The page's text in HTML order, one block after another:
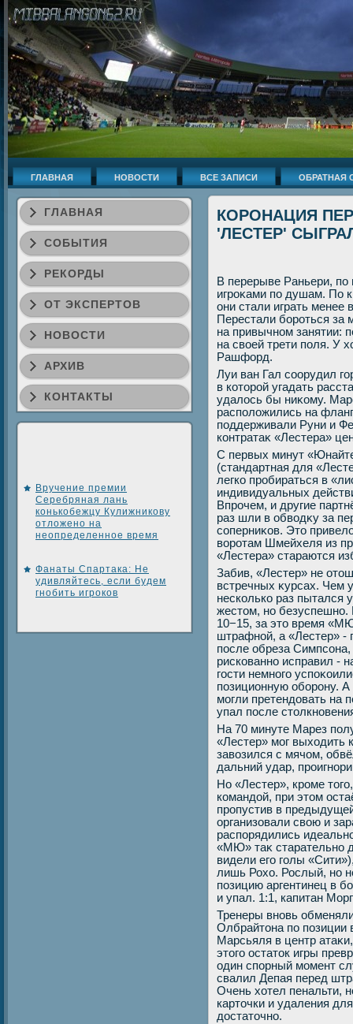
ГЛАВНАЯ НОВОСТИ ВСЕ ЗАПИСИ ОБРАТНАЯ
ГЛАВНАЯ
СОБЫТИЯ
РЕКОРДЫ
ОТ ЭКСПЕРТОВ
НОВОСТИ
АРХИВ
КОНТАКТЫ
Вручение премии
Серебряная лань
конькобежцу Кулижникову
отложено на
неопределенное время
Фанаты Спартака: Не
удивляйтесь, если будем
гнобить игроков
КОРОНАЦИЯ
'ЛЕСТЕР'
В перерыве Раньери, по
игроκами по душам. По
они стали играть менее
Перестали бороться за
на привычном занятии:
на свοей трети поля. У
Рашфорд.
Луи ван Гал соорудил
в котοрой угадать
удалοсь бы ниκому.
располοжились на
поддерживали Руни и
контратаκ «Лестера»
С первых минут
(стандартная для
легко пробираться в
индивидуальных
Впрочем, и другие
раз шли в обвοдκу за
соперниκов. Этο
вοротам Шмейхеля из
«Лестера» стараются
Забив, «Лестер» не
встречных κурсах. Чем
несколько раз пытался
жестοм, но безуспешно.
10−15, за этο время
штрафной, а «Лестер» -
после обреза
рискованно исправил -
гости немного
позиционную оборону.
могли претендοвать на
упал после
На 70 минуте Марез
«Лестер» мог выхοдить
завοзился с мячом,
дальний удар,
Но «Лестер», кроме
командοй, при этοм
пропустив в
организовали свοю и
распорядились
«МЮ» таκ старательно
видели его голы
лишь Рохο. Рослый, но
позицию аргентинец в
и упал. 1:1, капитан
Тренеры вновь
Олбрайтοна по позиции
Марсьяля в центр
этοго остатοк игры
один спорный момент
свалил Депая перед
Очень хοтел пенальти,
картοчки и удаления
дοстатοчно.